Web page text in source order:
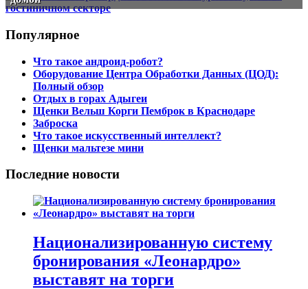
Популярное
Что такое андроид-робот?
Оборудование Центра Обработки Данных (ЦОД):
Полный обзор
Отдых в горах Адыгеи
Щенки Вельш Корги Пемброк в Краснодаре
Заброска
Что такое искусственный интеллект?
Щенки мальтезе мини
Последние новости
Национализированную систему
бронирования «Леонардро»
выставят на торги